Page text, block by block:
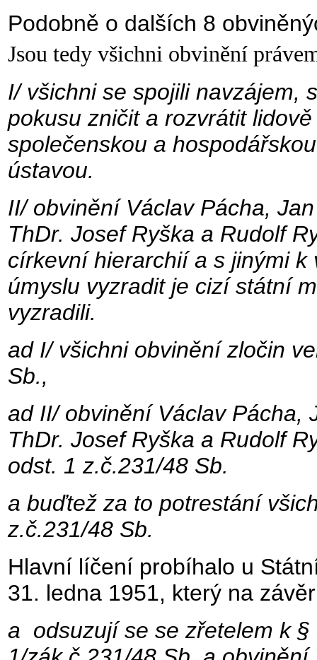
Podobně o dalších 8
Jsou tedy všichni obvinění
I/ všichni se spojili navzájem,
pokusu zničit a rozvrátit
společenskou a
ústavou.
II/ obvinění Václav Pácha,
ThDr. Josef Ryška a Rudolf
církevní hierarchií a s jinými
úmyslu vyzradit je cizí státní
vyzradili.
ad I/ všichni obvinění zločin
Sb.,
ad II/ obvinění Václav Pácha,
ThDr. Josef Ryška a Rudolf
odst. 1 z.č.231/48 Sb.
a buďtež za to potrestání
z.č.231/48 Sb.
Hlavní líčení probíhalo u
31. ledna 1951, který na
a odsuzují se se zřetelem k